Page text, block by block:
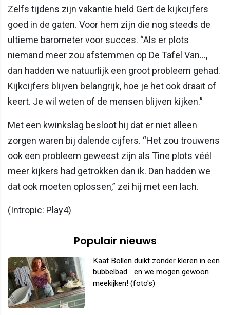
Zelfs tijdens zijn vakantie hield Gert de kijkcijfers
goed in de gaten. Voor hem zijn die nog steeds de
ultieme barometer voor succes. “Als er plots
niemand meer zou afstemmen op De Tafel Van…,
dan hadden we natuurlijk een groot probleem gehad.
Kijkcijfers blijven belangrijk, hoe je het ook draait of
keert. Je wil weten of de mensen blijven kijken.”
Met een kwinkslag besloot hij dat er niet alleen
zorgen waren bij dalende cijfers. “Het zou trouwens
ook een probleem geweest zijn als Tine plots véél
meer kijkers had getrokken dan ik. Dan hadden we
dat ook moeten oplossen,” zei hij met een lach.
(Intropic: Play4)
Populair nieuws
Kaat Bollen duikt zonder kleren in een
bubbelbad... en we mogen gewoon
meekijken! (foto's)